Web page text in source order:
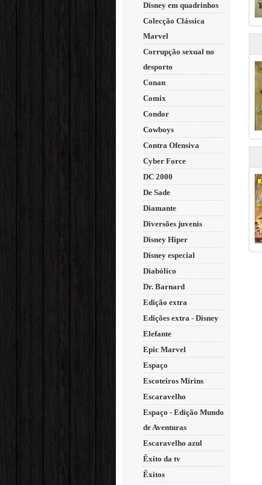
Disney em quadrinhos
Colecção Clássica
Marvel
Corrupção sexual no
desporto
Conan
Comix
Condor
Cowboys
Contra Ofensiva
Cyber Force
DC 2000
De Sade
Diamante
Diversões juvenis
Disney Hiper
Disney especial
Diabólico
Dr. Barnard
Edição extra
Edições extra - Disney
Elefante
Epic Marvel
Espaço
Escoteiros Mirins
Escaravelho
Espaço - Edição Mundo
de Aventuras
Escaravelho azul
Êxito da tv
Êxitos